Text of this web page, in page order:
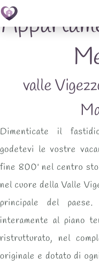
valle
Dimenticate il
godetevi le vostre
fine 800' nel centro
nel cuore della Valle
principale del paese.
interamente al piano
ristrutturato, nel
originale e dotato di